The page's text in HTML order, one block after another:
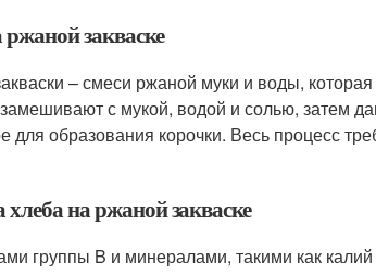
закваске
– смеси ржаной муки и воды,
с мукой, водой и солью, затем
для образования корочки. Весь процесс
на ржаной закваске
группы B и минералами, такими как